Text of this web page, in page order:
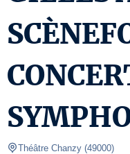
Théâtre Chanzy (49000)